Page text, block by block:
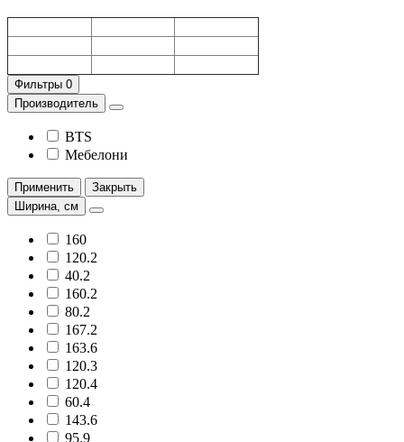
Фильтры 0
Производитель
BTS
Мебелони
Применить
Закрыть
Ширина, см
160
120.2
40.2
160.2
80.2
167.2
163.6
120.3
120.4
60.4
143.6
95.9